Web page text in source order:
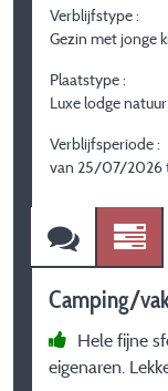
Verblijfstype :
Gezin met jonge
Plaatstype :
Luxe lodge
Verblijfsperiode :
van 25/07/
Camping/
Hele fijne
eigenaren.